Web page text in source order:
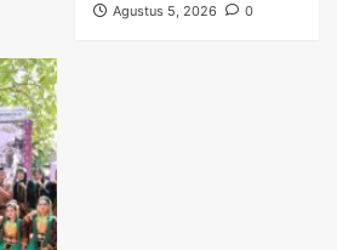
Agustus 5, 2026
0